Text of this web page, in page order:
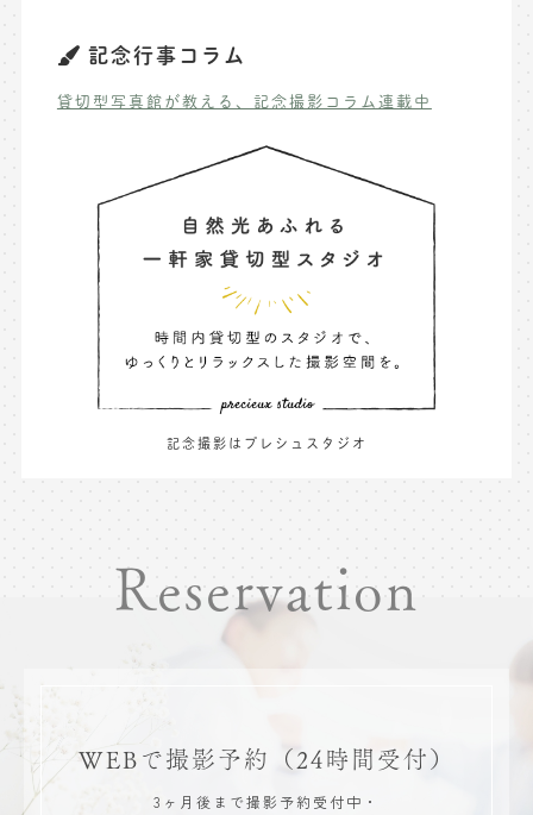
記念行事コラム
貸切型写真館が教える、記念撮影コラム連載中
記念撮影はプレシュスタジオ
Reservation
WEBで撮影予約 （24時間受付）
3ヶ月後まで撮影予約受付中・